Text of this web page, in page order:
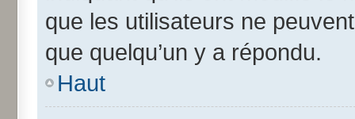
que les utilisateurs ne
que quelqu’un y a répondu.
Haut